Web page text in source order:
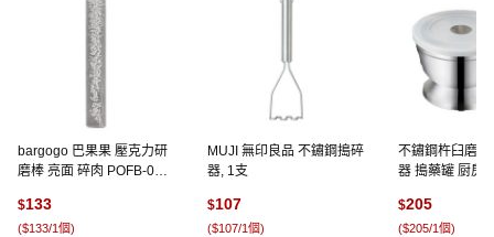
bargogo 巴果果 壓克力研
磨棒 亮面 碎肉 POFB-01-
$133
($133/1個)
MUJI 無印良品 不鏽鋼搗碎
器, 1支
$107
($107/1個)
不鏽鋼杵臼磨缽
器 搗藥罐 厨房
$205
($205/1個)